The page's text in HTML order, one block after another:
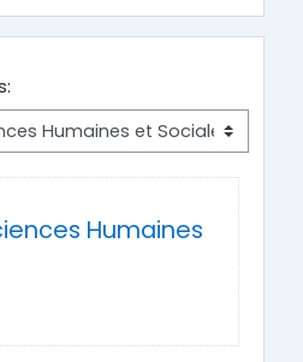
Humaines